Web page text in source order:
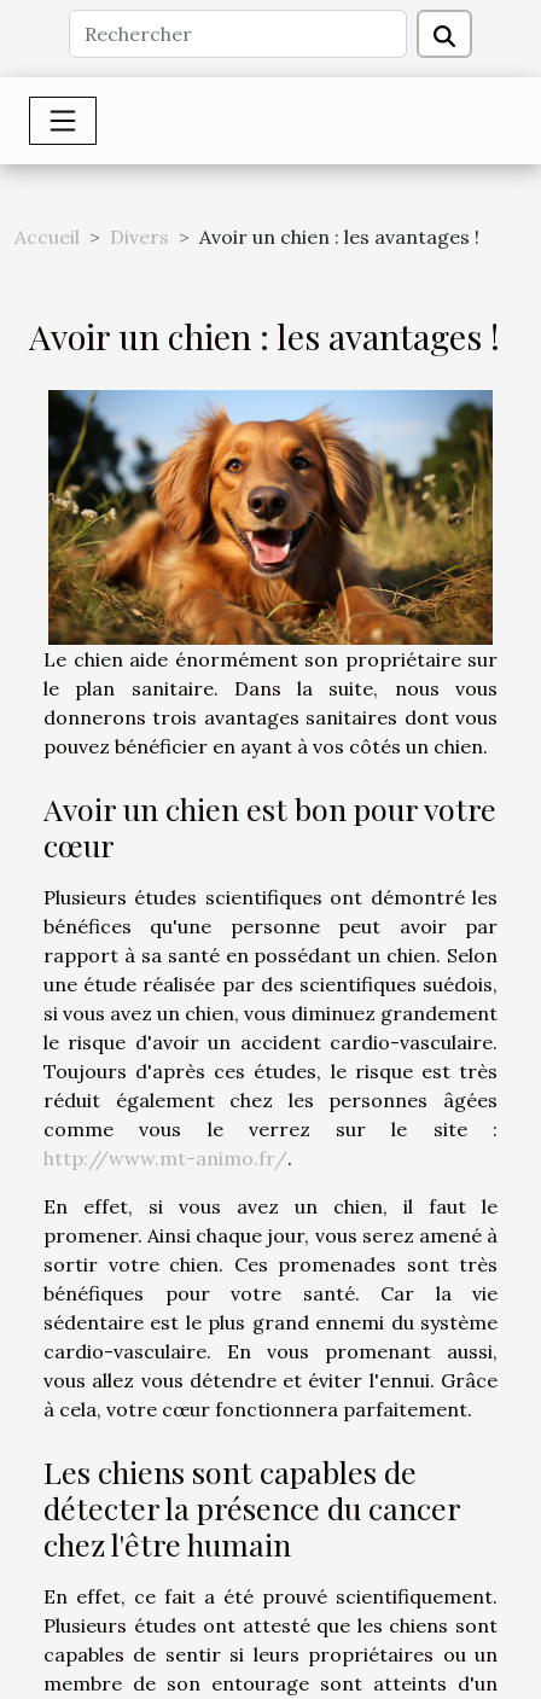
Accueil Divers Avoir un chien : les avantages !
Avoir un chien : les avantages !
Le chien aide énormément son propriétaire sur
le plan sanitaire. Dans la suite, nous vous
donnerons trois avantages sanitaires dont vous
pouvez bénéficier en ayant à vos côtés un chien.
Avoir un chien est bon pour votre
cœur
Plusieurs études scientifiques ont démontré les
bénéfices qu'une personne peut avoir par
rapport à sa santé en possédant un chien. Selon
une étude réalisée par des scientifiques suédois,
si vous avez un chien, vous diminuez grandement
le risque d'avoir un accident cardio-vasculaire.
Toujours d'après ces études, le risque est très
réduit également chez les personnes âgées
comme vous le verrez sur le site :
http://www.mt-animo.fr/.
En effet, si vous avez un chien, il faut le
promener. Ainsi chaque jour, vous serez amené à
sortir votre chien. Ces promenades sont très
bénéfiques pour votre santé. Car la vie
sédentaire est le plus grand ennemi du système
cardio-vasculaire. En vous promenant aussi,
vous allez vous détendre et éviter l'ennui. Grâce
à cela, votre cœur fonctionnera parfaitement.
Les chiens sont capables de
détecter la présence du cancer
chez l'être humain
En effet, ce fait a été prouvé scientifiquement.
Plusieurs études ont attesté que les chiens sont
capables de sentir si leurs propriétaires ou un
membre de son entourage sont atteints d'un